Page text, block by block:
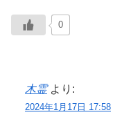
0
木霊 より:
2024年1月17日 17:58